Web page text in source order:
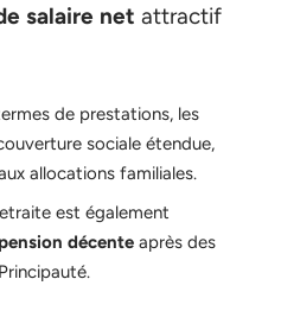
salaire net attractif
de prestations, les
sociale étendue,
allocations familiales.
est également
pension décente après des